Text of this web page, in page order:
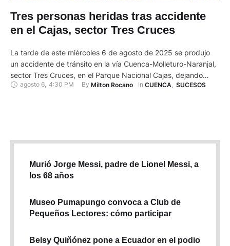
Tres personas heridas tras accidente
en el Cajas, sector Tres Cruces
La tarde de este miércoles 6 de agosto de 2025 se produjo
un accidente de tránsito en la vía Cuenca-Molleturo-Naranjal,
sector Tres Cruces, en el Parque Nacional Cajas, dejando
como saldo tres personas heridas. Según reporte de los
agosto 6, 4:30 PM By Milton Rocano In CUENCA SUCESOS
Murió Jorge Messi, padre de Lionel Messi, a
los 68 años
Museo Pumapungo convoca a Club de
Pequeños Lectores: cómo participar
Belsy Quiñónez pone a Ecuador en el podio